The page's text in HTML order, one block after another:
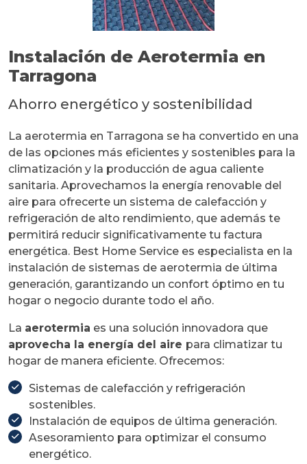
Instalación de Aerotermia en
Tarragona
Ahorro energético y sostenibilidad
La aerotermia en Tarragona se ha convertido en una
de las opciones más eficientes y sostenibles para la
climatización y la producción de agua caliente
sanitaria. Aprovechamos la energía renovable del
aire para ofrecerte un sistema de calefacción y
refrigeración de alto rendimiento, que además te
permitirá reducir significativamente tu factura
energética. Best Home Service es especialista en la
instalación de sistemas de aerotermia de última
generación, garantizando un confort óptimo en tu
hogar o negocio durante todo el año.
La aerotermia es una solución innovadora que
aprovecha la energía del aire para climatizar tu
hogar de manera eficiente. Ofrecemos:
Sistemas de calefacción y refrigeración
sostenibles.
Instalación de equipos de última generación.
Asesoramiento para optimizar el consumo
energético.